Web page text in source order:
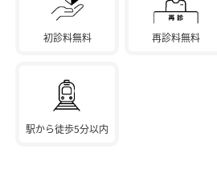
初診料無料 再診料無料
駅から徒歩5分以内